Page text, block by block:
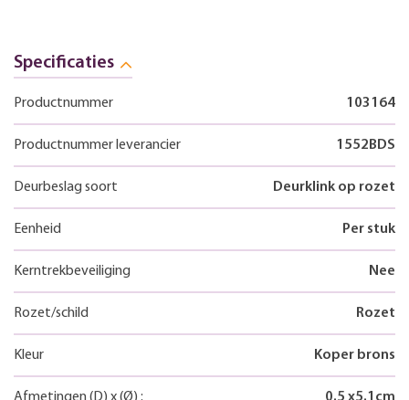
Specificaties
Productnummer 103164
Productnummer leverancier 1552BDS
Deurbeslag soort Deurklink op rozet
Eenheid Per stuk
Kerntrekbeveiliging Nee
Rozet/schild Rozet
Kleur Koper brons
Afmetingen (D) x(Ø) : 0.5 x5.1 cm